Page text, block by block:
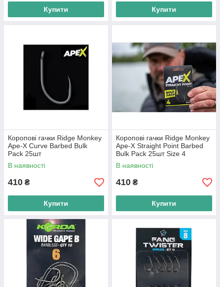
Купити Купити
Коропові гачки Ridge Monkey
Ape-X Curve Barbed Bulk
Pack 25шт
В наявності
410 ₴
Купити
Коропові гачки Ridge Monkey
Ape-X Straight Point Barbed
Bulk Pack 25шт Size 4
В наявності
410 ₴
Купити